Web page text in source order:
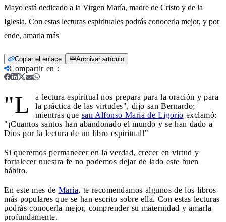
Mayo está dedicado a la Virgen María, madre de Cristo y de la
Iglesia. Con estas lecturas espirituales podrás conocerla mejor, y por
ende, amarla más
Copiar el enlace Archivar artículo
Compartir en :
"L
a lectura espiritual nos prepara para la oración y para
la práctica de las virtudes", dijo san Bernardo;
mientras que san Alfonso María de Ligorio exclamó:
"¡Cuantos santos han abandonado el mundo y se han dado a
Dios por la lectura de un libro espiritual!"
Si queremos permanecer en la verdad, crecer en virtud y
fortalecer nuestra fe no podemos dejar de lado este buen
hábito.
En este mes de María, te recomendamos algunos de los libros
más populares que se han escrito sobre ella. Con estas lecturas
podrás conocerla mejor, comprender su maternidad y amarla
profundamente.